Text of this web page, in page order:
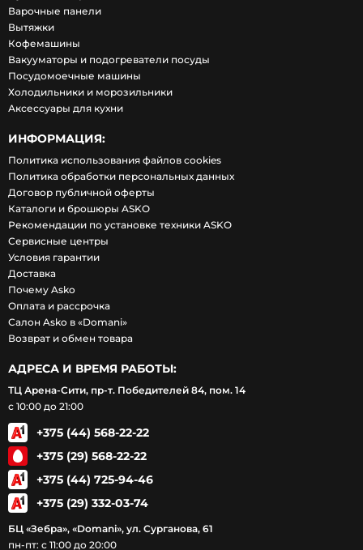
Варочные панели
Вытяжки
Кофемашины
Вакууматоры и подогреватели посуды
Посудомоечные машины
Холодильники и морозильники
Аксессуары для кухни
ИНФОРМАЦИЯ:
Политика использования файлов cookies
Политика обработки персональных данных
Договор публичной оферты
Каталоги и брошюры ASKO
Рекомендации по установке техники ASKO
Сервисные центры
Условия гарантии
Доставка
Почему Asko
Оплата и рассрочка
Салон Asko в «Domani»
Возврат и обмен товара
АДРЕСА И ВРЕМЯ РАБОТЫ:
ТЦ Арена-Сити, пр-т. Победителей 84, пом. 14
с 10:00 до 21:00
+375 (44) 568-22-22
+375 (29) 568-22-22
+375 (44) 725-94-46
+375 (29) 332-03-74
БЦ «Зебра», «Domani», ул. Сурганова, 61
пн-пт: с 11:00 до 20:00